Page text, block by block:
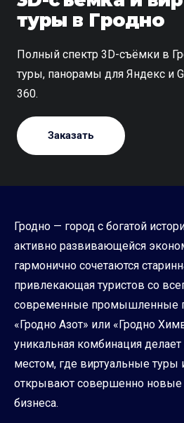
туры в Гродно
Полный спектр 3D-съёмки в
туры, панорамы для Яндекс и
360.
Заказать
Гродно — город с богатой
активно развивающейся
гармонично сочетаются
привлекающая туристов со
современные промышленные
«Гродно Азот» или «Гродно
уникальная комбинация
местом, где виртуальные туры
открывают совершенно новые
бизнеса.